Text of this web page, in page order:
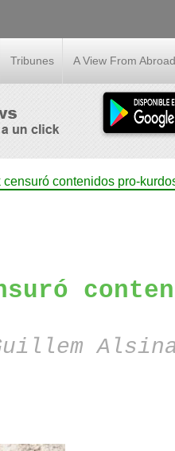
Tribunes A View From Abroad
censuró contenidos pro-